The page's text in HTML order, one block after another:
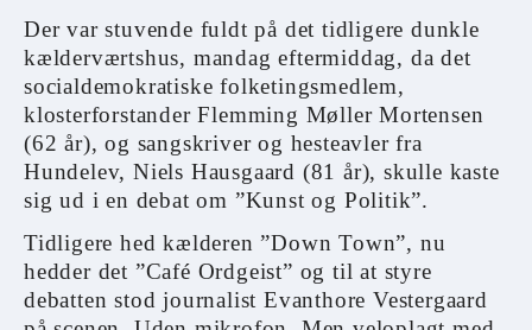
Der var stuvende fuldt på det tidligere dunkle
kælderværtshus, mandag eftermiddag, da det
socialdemokratiske folketingsmedlem,
klosterforstander Flemming Møller Mortensen
(62 år), og sangskriver og hesteavler fra
Hundelev, Niels Hausgaard (81 år), skulle kaste
sig ud i en debat om ”Kunst og Politik”.
Tidligere hed kælderen ”Down Town”, nu
hedder det ”Café Ordgeist” og til at styre
debatten stod journalist Evanthore Vestergaard